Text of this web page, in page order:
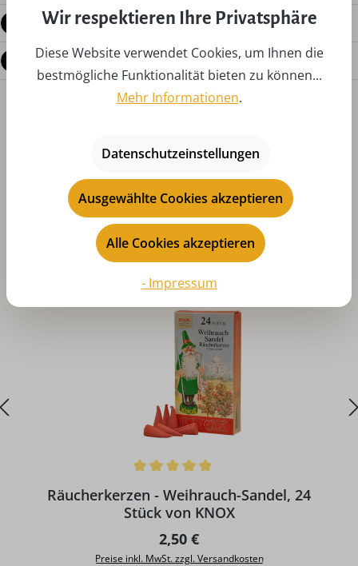
Bewertungen
Fragen zum Produkt
Produktgalerie überspringen
Das könnte Ihnen auch gefallen
Räucherkerzen - Weihrauch-Sandel, 24
Stück von KNOX
Regulärer Preis:
2,50 €
Preise inkl. MwSt. zzgl. Versandkosten
Wir respektieren Ihre Privatsphäre
Diese Website verwendet Cookies, um Ihnen die
bestmögliche Funktionalität bieten zu können...
Mehr Informationen.
Datenschutzeinstellungen
Ausgewählte Cookies akzeptieren
Alle Cookies akzeptieren
- Impressum